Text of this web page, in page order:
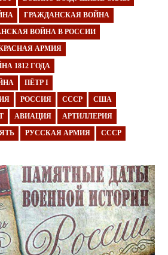
ГРАЖДАНСКАЯ ВОЙНА
ВОЙНА В РОССИИ
АРМИЯ
1812 ГОДА
ПЁТР I
РОССИЯ СССР США
АВИАЦИЯ АРТИЛЛЕРИЯ
РУССКАЯ АРМИЯ СССР